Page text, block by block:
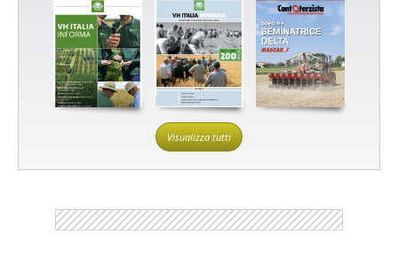
Visualizza tutti